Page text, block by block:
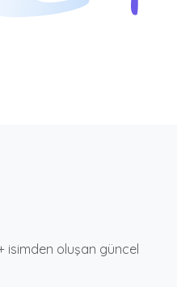
isimden oluşan güncel